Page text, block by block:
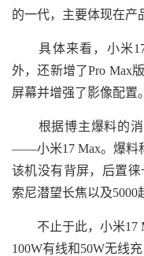
的一代，主要体现在产
具体来看，小米17
外，还新增了Pro Max
屏幕并增强了影像配置。
根据博主爆料的消
——小米17 Max。爆料
该机没有背屏，后置
索尼潜望长焦以及5000
不止于此，小米17
100W有线和50W无线